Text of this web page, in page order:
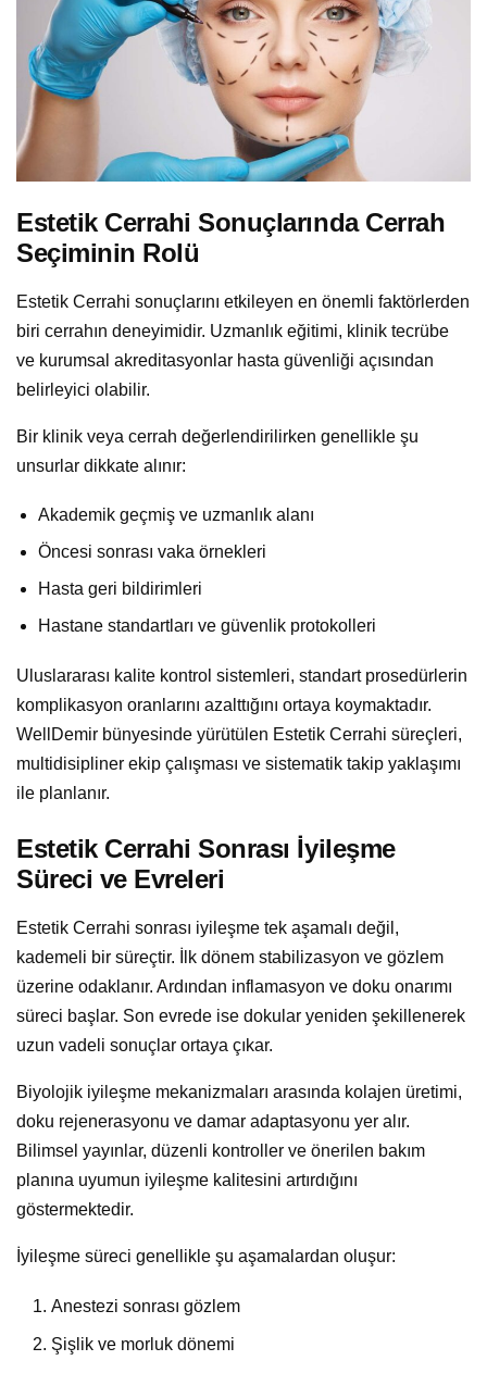
Estetik Cerrahi Sonuçlarında Cerrah
Seçiminin Rolü
Estetik Cerrahi sonuçlarını etkileyen en önemli faktörlerden
biri cerrahın deneyimidir. Uzmanlık eğitimi, klinik tecrübe
ve kurumsal akreditasyonlar hasta güvenliği açısından
belirleyici olabilir.
Bir klinik veya cerrah değerlendirilirken genellikle şu
unsurlar dikkate alınır:
Akademik geçmiş ve uzmanlık alanı
Öncesi sonrası vaka örnekleri
Hasta geri bildirimleri
Hastane standartları ve güvenlik protokolleri
Uluslararası kalite kontrol sistemleri, standart prosedürlerin
komplikasyon oranlarını azalttığını ortaya koymaktadır.
WellDemir bünyesinde yürütülen Estetik Cerrahi süreçleri,
multidisipliner ekip çalışması ve sistematik takip yaklaşımı
ile planlanır.
Estetik Cerrahi Sonrası İyileşme
Süreci ve Evreleri
Estetik Cerrahi sonrası iyileşme tek aşamalı değil,
kademeli bir süreçtir. İlk dönem stabilizasyon ve gözlem
üzerine odaklanır. Ardından inflamasyon ve doku onarımı
süreci başlar. Son evrede ise dokular yeniden şekillenerek
uzun vadeli sonuçlar ortaya çıkar.
Biyolojik iyileşme mekanizmaları arasında kolajen üretimi,
doku rejenerasyonu ve damar adaptasyonu yer alır.
Bilimsel yayınlar, düzenli kontroller ve önerilen bakım
planına uyumun iyileşme kalitesini artırdığını
göstermektedir.
İyileşme süreci genellikle şu aşamalardan oluşur:
Anestezi sonrası gözlem
Şişlik ve morluk dönemi